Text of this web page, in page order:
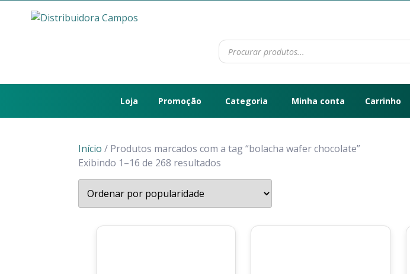
Loja Promoção Categoria Minha conta Carrinho
Início / Produtos marcados com a tag “bolacha wafer chocolate”
Exibindo 1–16 de 268 resultados